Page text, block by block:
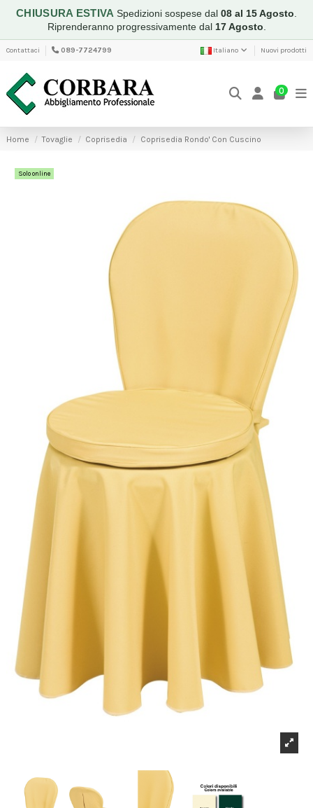
CHIUSURA ESTIVA Spedizioni sospese dal 08 al 15 Agosto
Riprenderanno progressivamente dal 17 Agosto
Contattaci 089-7724799 Italiano Nuovi prodotti
0
Home Tovaglie Coprisedia Coprisedia Rondo' Con Cuscino
Solo online